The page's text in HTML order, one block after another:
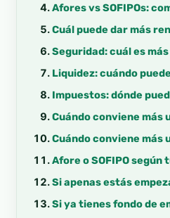
Afores vs SOFIPOs:
Cuál puede dar más
Seguridad: cuál es
Liquidez: cuándo
Impuestos: dónde
Cuándo conviene más
Cuándo conviene más
Afore o SOFIPO según
Si apenas estás
Si ya tienes fondo de